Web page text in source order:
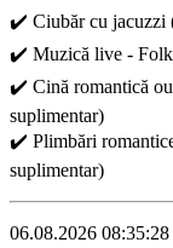
✔️ Ciubăr cu jacuzzi
✔️ Muzică live -
✔️ Cină romantică
suplimentar)
✔️ Plimbări romantice
suplimentar)
06.08.2026 08:35:28